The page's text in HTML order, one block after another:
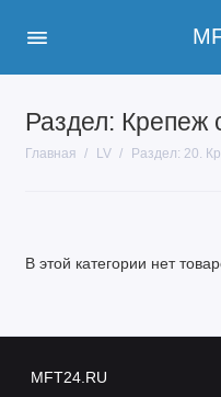
Раздел: Крепеж
Главная LV Раздел: 20.
В этой категории нет
MFT24.RU